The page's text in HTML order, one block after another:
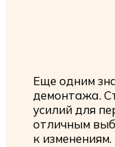
Еще одним
демонтажа.
усилий для
отличным
к изменениям.